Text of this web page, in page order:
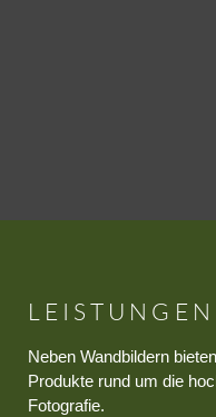
LEISTUNGEN
Neben Wandbildern
Produkte rund um die
Fotografie.